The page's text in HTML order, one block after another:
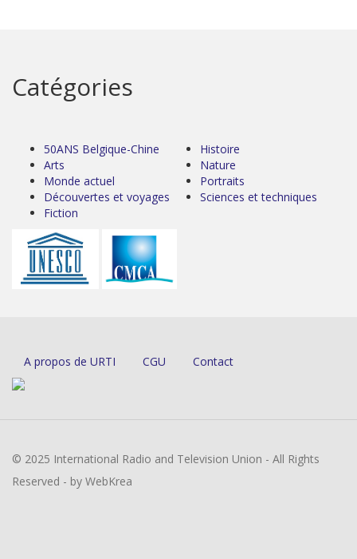
Catégories
50ANS Belgique-Chine
Arts
Monde actuel
Découvertes et voyages
Fiction
Histoire
Nature
Portraits
Sciences et techniques
A propos de URTI CGU Contact
© 2025 International Radio and Television Union - All Rights
Reserved - by WebKrea